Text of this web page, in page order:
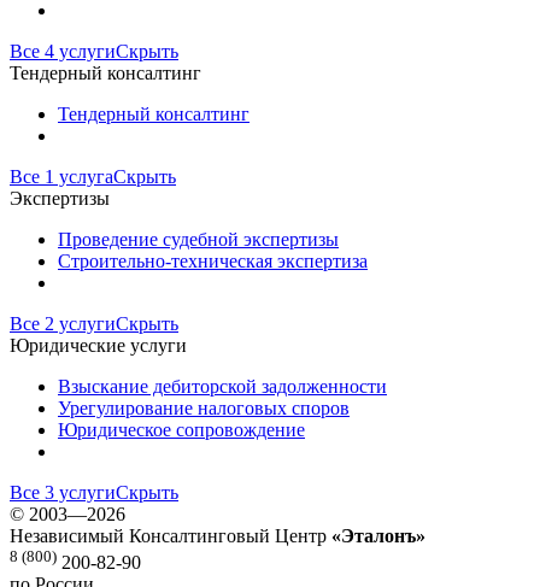
Все 4 услугиСкрыть
Тендерный консалтинг
Тендерный консалтинг
Все 1 услугаСкрыть
Экспертизы
Проведение судебной экспертизы
Строительно-техническая экспертиза
Все 2 услугиСкрыть
Юридические услуги
Взыскание дебиторской задолженности
Урегулирование налоговых споров
Юридическое сопровождение
Все 3 услугиСкрыть
© 2003—2026
Независимый Консалтинговый Центр «Эталонъ»
8 (800) 200-82-90